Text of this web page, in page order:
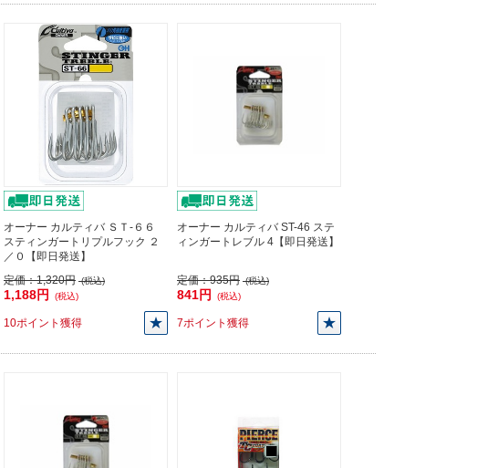
オーナー カルティバ ＳＴ-６６
スティンガートリプルフック ２
／０【即日発送】
定価：1,320円 (税込)
1,188円 (税込)
10ポイント獲得
オーナー カルティバ ST-46 ステ
ィンガートレブル 4【即日発送】
定価：935円 (税込)
841円 (税込)
7ポイント獲得